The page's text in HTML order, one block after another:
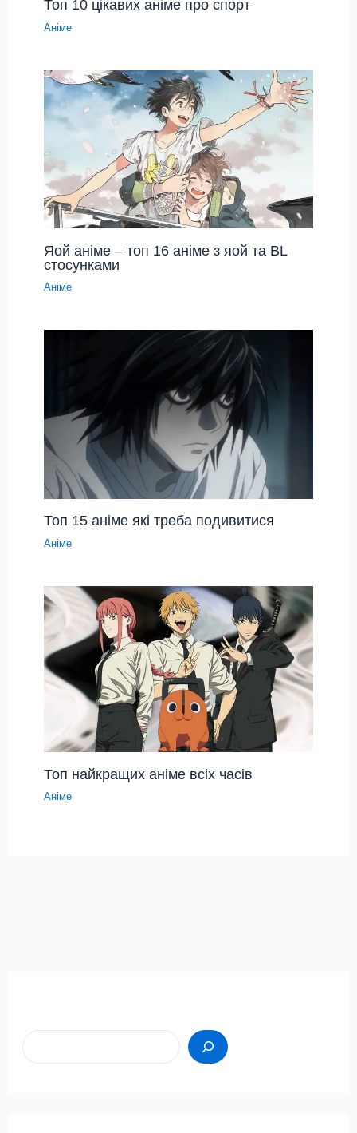
Топ 10 цікавих аніме про спорт
Аніме
Яой аніме – топ 16 аніме з яой та BL
стосунками
Аніме
Топ 15 аніме які треба подивитися
Аніме
Топ найкращих аніме всіх часів
Аніме